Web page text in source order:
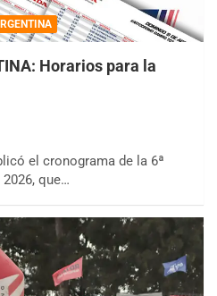
Horarios para la
el cronograma de la 6ª
que…